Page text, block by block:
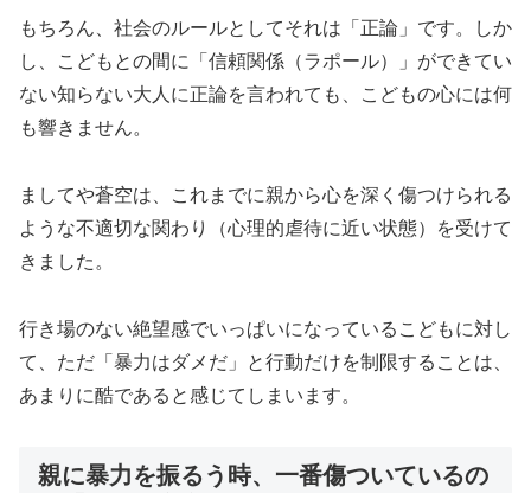
もちろん、社会のルールとしてそれは「正論」です。しか
し、こどもとの間に「信頼関係（ラポール）」ができてい
ない知らない大人に正論を言われても、こどもの心には何
も響きません。
ましてや蒼空は、これまでに親から心を深く傷つけられる
ような不適切な関わり（心理的虐待に近い状態）を受けて
きました。
行き場のない絶望感でいっぱいになっているこどもに対し
て、ただ「暴力はダメだ」と行動だけを制限することは、
あまりに酷であると感じてしまいます。
親に暴力を振るう時、一番傷ついているの